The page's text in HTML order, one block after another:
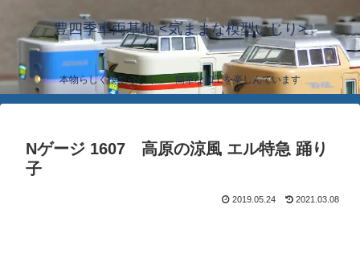
豊四季車両基地 <気ままな模型いじり>
本物らしく模型らしく… 簡単な加工を楽しんでいます
Nゲージ 1607 高原の涼風 エル特急 踊り
子
2019.05.24 2021.03.08